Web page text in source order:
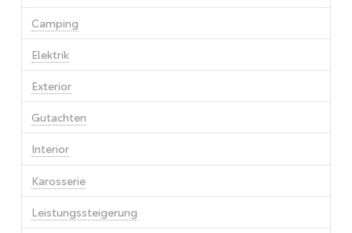
Camping
Elektrik
Exterior
Gutachten
Interior
Karosserie
Leistungssteigerung